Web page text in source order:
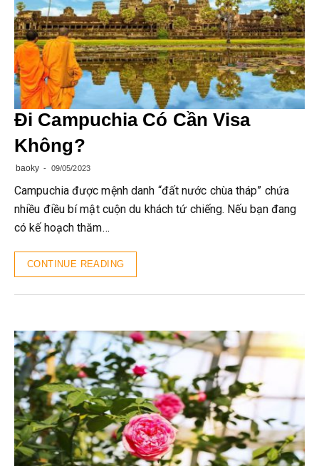
Đi Campuchia Có Cần Visa
Không?
baoky 09/05/2023
Campuchia được mệnh danh “đất nước chùa tháp” chứa
nhiều điều bí mật cuộn du khách tứ chiếng. Nếu bạn đang
có kế hoạch thăm…
CONTINUE READING